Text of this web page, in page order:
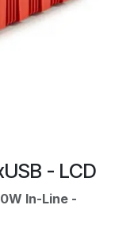
- LCD
In-Line -